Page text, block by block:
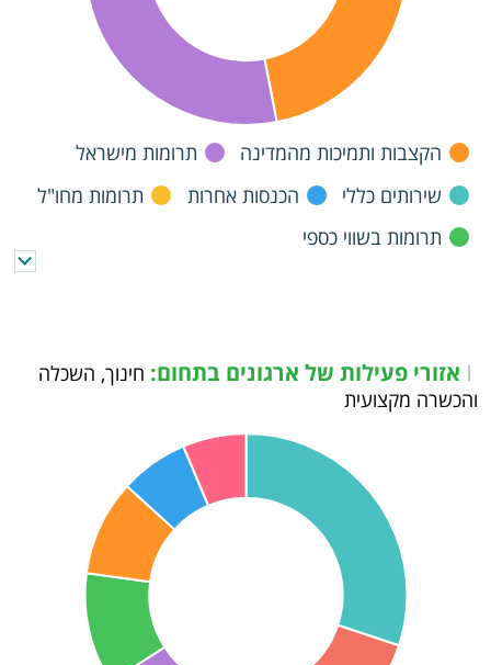
הקצבות ותמיכות מהמדינה
תרומות מישראל
שירותים כללי
הכנסות אחרות
תרומות מחו"ל
תרומות בשווי כספי
| אזורי פעילות של ארגונים בתחום: חינוך, השכלה
והכשרה מקצועית